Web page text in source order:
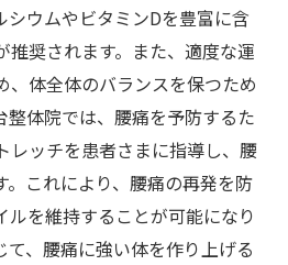
シウムやビタミンDを豊富に含
推奨されます。また、適度な運
、体全体のバランスを保つため
整体院では、腰痛を予防するた
レッチを患者さまに指導し、腰
。これにより、腰痛の再発を防
ルを維持することが可能になり
て、腰痛に強い体を作り上げる